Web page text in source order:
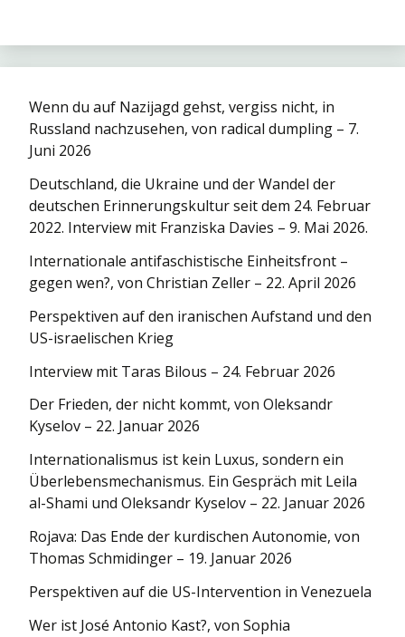
Wenn du auf Nazijagd gehst, vergiss nicht, in
Russland nachzusehen, von radical dumpling – 7.
Juni 2026
Deutschland, die Ukraine und der Wandel der
deutschen Erinnerungskultur seit dem 24. Februar
2022. Interview mit Franziska Davies – 9. Mai 2026.
Internationale antifaschistische Einheitsfront –
gegen wen?, von Christian Zeller – 22. April 2026
Perspektiven auf den iranischen Aufstand und den
US-israelischen Krieg
Interview mit Taras Bilous – 24. Februar 2026
Der Frieden, der nicht kommt, von Oleksandr
Kyselov – 22. Januar 2026
Internationa­lismus ist kein Luxus, sondern ein
Überlebens­mechanismus. Ein Gespräch mit Leila
al-Shami und Oleksandr Kyselov – 22. Januar 2026
Rojava: Das Ende der kurdischen Autonomie, von
Thomas Schmidinger – 19. Januar 2026
Perspektiven auf die US-Intervention in Venezuela
Wer ist José Antonio Kast?, von Sophia